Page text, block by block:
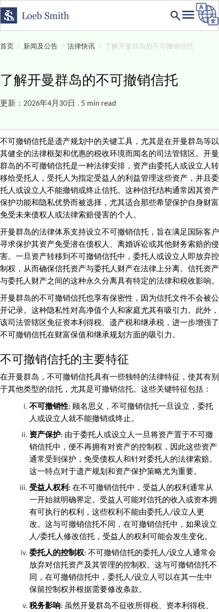
首页 新闻及公告 法律快讯 了解开曼群岛的不可撤销信托
了解开曼群岛的不可撤销信托
更新：2026年4月30日 . 5 min read
不可撤销信托是遗产规划中的关键工具，尤其是在开曼群岛等以
其健全的法律框架和优惠的税收环境而闻名的司法管辖区。开曼
群岛的不可撤销信托是一种法律安排，资产由委托人或设立人转
移给受托人，受托人为指定受益人的利益管理这些资产，并且委
托人或设立人不能撤销或终止信托。这种信托结构通常因其资产
保护功能和隐私优势而被选择，尤其适合那些希望保护自身财富
免受未来债权人或法律索赔侵害的个人。
开曼群岛的法律体系支持设立不可撤销信托，旨在满足国际客户
寻求保护其资产免受潜在债权人、离婚诉讼或其他财务索赔的侵
害。一旦资产转移到不可撤销信托中，委托人或设立人即放弃控
制权，从而确保信托资产与委托人财产在法律上分离。信托资产
与委托人财产之间的这种永久分离具有特定的法律和税收影响。
开曼群岛的不可撤销信托也享有保密性，因为信托文件不会被公
开记录。这种隐私性对高净值个人和家庭尤其有吸引力。此外，
该司法管辖区免征资本利得税、遗产税和继承税，进一步增强了
不可撤销信托在财富保值和继承规划方面的吸引力。
不可撤销信托的主要特征
在开曼群岛，不可撤销信托具有一些独特的法律特征，使其有别
于其他类型的信托，尤其是可撤销信托。这些关键特征包括：
不可撤销性: 顾名思义，不可撤销信托一旦设立，委托
人或设立人就不能撤销或终止。
资产保护: 由于委托人或设立人一旦将资产置于不可撤
销信托中，便不再拥有对资产的控制权，因此这些资产
通常受到保护，免受债权人和针对委托人的法律索赔。
这一特点对于遗产规划和资产保护策略尤为重要。
受益人权利 : 在不可撤销信托中，受益人的权利通常从
一开始就明确界定。受益人可能对信托的收入或资本拥
有可执行的权利，这些权利不能由委托人/设立人更
改。这与可撤销信托不同，在可撤销信托中，如果设立
人/委托人修改信托，受益人的权利可能会发生变化。
委托人的控制权: 不可撤销信托的委托人/设立人通常会
放弃对信托资产及其管理的控制权。这与可撤销信托不
同，在可撤销信托中，委托人/设立人可以在其一生中
保留控制权并根据需要修改条款。
税务影响: 虽然开曼群岛不征收所得税、资本利得税、